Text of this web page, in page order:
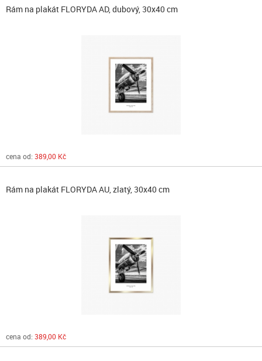
Rám na plakát FLORYDA AD, dubový, 30x40 cm
cena od: 389,00 Kč
Rám na plakát FLORYDA AU, zlatý, 30x40 cm
cena od: 389,00 Kč